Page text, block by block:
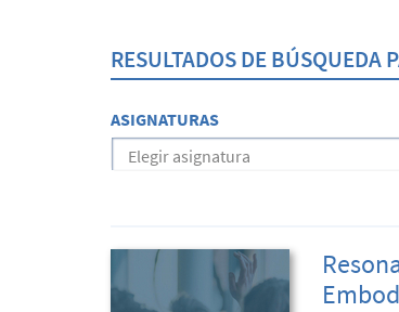
RESULTADOS DE BÚSQUEDA
ASIGNATURAS
Elegir asignatura